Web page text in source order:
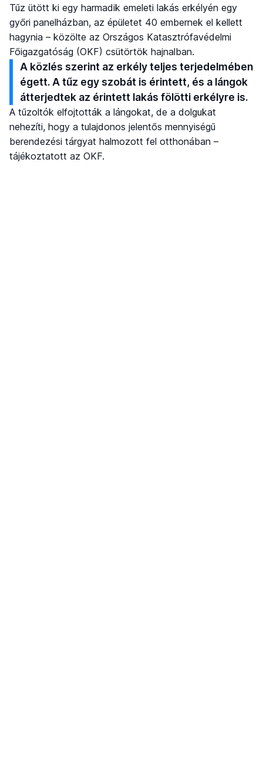
Tűz ütött ki egy harmadik emeleti lakás erkélyén egy
győri panelházban, az épületet 40 embernek el kellett
hagynia – közölte az Országos Katasztrófavédelmi
Főigazgatóság (OKF) csütörtök hajnalban.
A közlés szerint az erkély teljes terjedelmében
égett. A tűz egy szobát is érintett, és a lángok
átterjedtek az érintett lakás fölötti erkélyre is.
A tűzoltók elfojtották a lángokat, de a dolgukat
nehezíti, hogy a tulajdonos jelentős mennyiségű
berendezési tárgyat halmozott fel otthonában –
tájékoztatott az OKF.